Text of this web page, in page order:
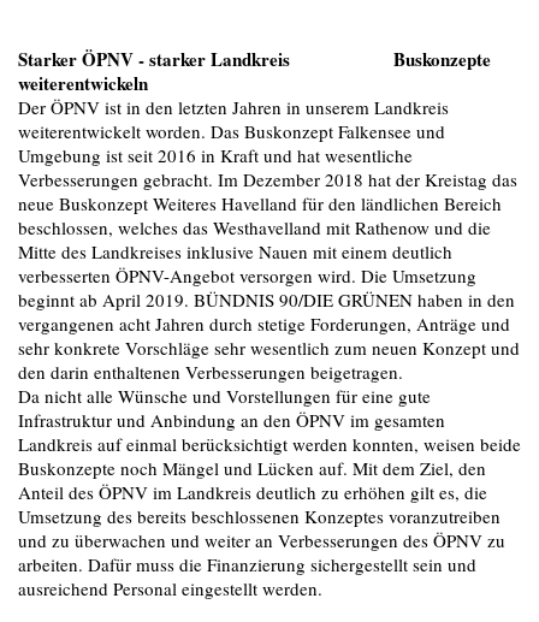
Starker ÖPNV - starker Landkreis Buskonzepte
weiterentwickeln
Der ÖPNV ist in den letzten Jahren in unserem Landkreis
weiterentwickelt worden. Das Buskonzept Falkensee und
Umgebung ist seit 2016 in Kraft und hat wesentliche
Verbesserungen gebracht. Im Dezember 2018 hat der Kreistag das
neue Buskonzept Weiteres Havelland für den ländlichen Bereich
beschlossen, welches das Westhavelland mit Rathenow und die
Mitte des Landkreises inklusive Nauen mit einem deutlich
verbesserten ÖPNV-Angebot versorgen wird. Die Umsetzung
beginnt ab April 2019. BÜNDNIS 90/DIE GRÜNEN haben in den
vergangenen acht Jahren durch stetige Forderungen, Anträge und
sehr konkrete Vorschläge sehr wesentlich zum neuen Konzept und
den darin enthaltenen Verbesserungen beigetragen.
Da nicht alle Wünsche und Vorstellungen für eine gute
Infrastruktur und Anbindung an den ÖPNV im gesamten
Landkreis auf einmal berücksichtigt werden konnten, weisen beide
Buskonzepte noch Mängel und Lücken auf. Mit dem Ziel, den
Anteil des ÖPNV im Landkreis deutlich zu erhöhen gilt es, die
Umsetzung des bereits beschlossenen Konzeptes voranzutreiben
und zu überwachen und weiter an Verbesserungen des ÖPNV zu
arbeiten. Dafür muss die Finanzierung sichergestellt sein und
ausreichend Personal eingestellt werden.